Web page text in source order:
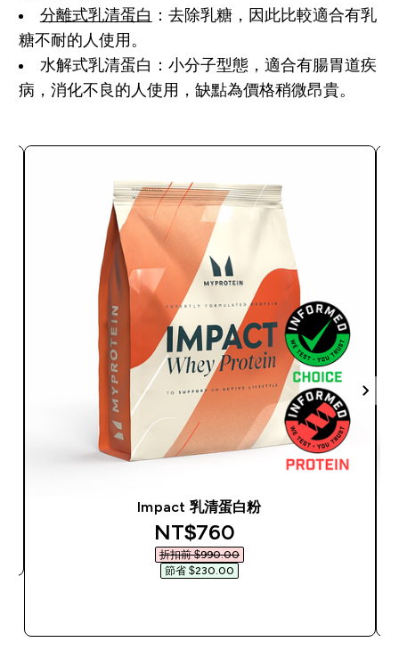
分離式乳清蛋白 ：去除乳糖，因此比較適合有乳
糖不耐的人使用。
水解式乳清蛋白：小分子型態，適合有腸胃道疾
病，消化不良的人使用，缺點為價格稍微昂貴。
Impact 乳清蛋白粉
discounted price
NT$760‎
折扣前 $990.00‎
節省 $230.00‎